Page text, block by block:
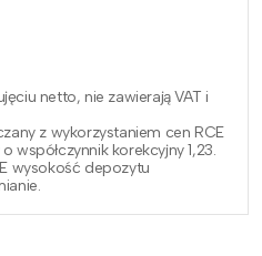
netto, nie zawierają VAT i
z wykorzystaniem cen RCE
korekcyjny 1,23.
wysokość depozytu